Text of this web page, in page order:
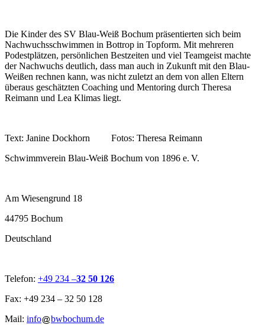
Die Kinder des SV Blau-Weiß Bochum präsentierten sich beim
Nachwuchsschwimmen in Bottrop in Topform. Mit mehreren
Podestplätzen, persönlichen Bestzeiten und viel Teamgeist machte
der Nachwuchs deutlich, dass man auch in Zukunft mit den Blau-
Weißen rechnen kann, was nicht zuletzt an dem von allen Eltern
überaus geschätzten Coaching und Mentoring durch Theresa
Reimann und Lea Klimas liegt.
Text: Janine Dockhorn Fotos: Theresa Reimann
Schwimmverein Blau-Weiß Bochum von 1896 e. V.
Am Wiesengrund 18
44795 Bochum
Deutschland
Telefon: +49 234 –32 50 126
Fax: +49 234 – 32 50 128
Mail: info bwbochum.de